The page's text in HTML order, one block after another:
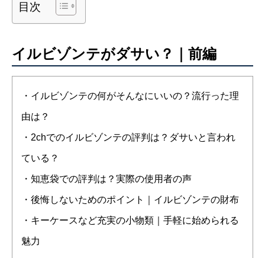
目次
イルビゾンテがダサい？｜前編
・イルビゾンテの何がそんなにいいの？流行った理
由は？
・2chでのイルビゾンテの評判は？ダサいと言われ
ている？
・知恵袋での評判は？実際の使用者の声
・後悔しないためのポイント｜イルビゾンテの財布
・キーケースなど充実の小物類｜手軽に始められる
魅力